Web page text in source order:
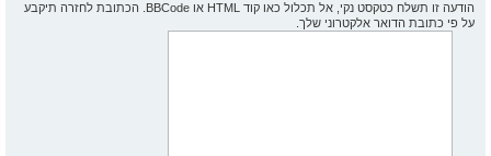
הודעה זו תשלח כטקסט נקי, אל תכלול כאו קוד HTML או BBCode. הכתובת לחזרה תיקבע
על פי כתובת הדואר אלקטרוני שלך.